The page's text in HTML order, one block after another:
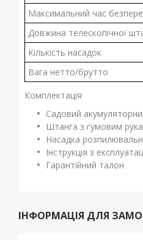
Максимальний час
Довжина телескопічної
Кількість насадок
Вага нетто/брутто
Комплектація
Садовий
Штанга з гумовим
Насадка
Інструкція з
Гарантійний талон
ІНФОРМАЦІЯ ДЛЯ